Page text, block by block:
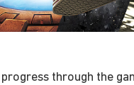
through the